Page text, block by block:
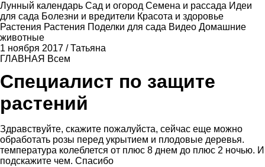
Лунный календарь Сад и огород Семена и рассада Идеи
для сада Болезни и вредители Красота и здоровье
Растения Растения Поделки для сада Видео Домашние
животные
1 ноября 2017 /Татьяна
ГЛАВНАЯ Всем
Специалист по защите
растений
Здравствуйте, скажите пожалуйста, сейчас еще можно
обработать розы перед укрытием и плодовые деревья.
температура колеблется от плюс 8 днем до плюс 2 ночью. И
подскажите чем. Спасибо